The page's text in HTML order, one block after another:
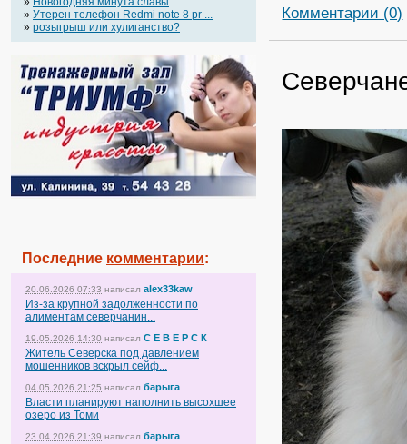
» Утерен телефон Redmi note 8 pr ...
» розыгрыш или хулиганство?
Последние комментарии:
20.06.2026 07:33 написал alex33kaw
Из-за крупной задолженности по
алиментам северчанин...
19.05.2026 14:30 написал С Е В Е Р С К
Житель Северска под давлением
мошенников вскрыл сейф...
04.05.2026 21:25 написал барыга
Власти планируют наполнить высохшее
озеро из Томи
23.04.2026 21:39 написал барыга
Комментарии (0)